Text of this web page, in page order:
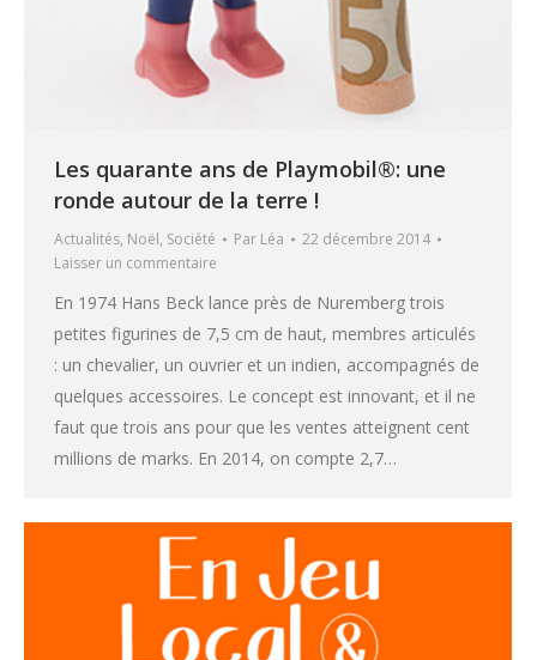
Les quarante ans de Playmobil®: une
ronde autour de la terre !
Actualités, Noël, Société Par Léa
22 décembre 2014
Laisser un commentaire
En 1974 Hans Beck lance près de Nuremberg trois
petites figurines de 7,5 cm de haut, membres articulés
: un chevalier, un ouvrier et un indien, accompagnés de
quelques accessoires. Le concept est innovant, et il ne
faut que trois ans pour que les ventes atteignent cent
millions de marks. En 2014, on compte 2,7…